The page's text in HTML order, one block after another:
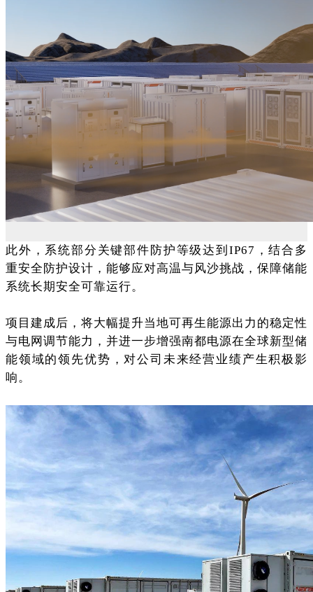
此外，系统部分关键部件防护等级达到IP67，结合多
重安全防护设计，能够应对高温与风沙挑战，保障储能
系统长期安全可靠运行。
项目建成后，将大幅提升当地可再生能源出力的稳定性
与电网调节能力，并进一步增强南都电源在全球新型储
能领域的领先优势，对公司未来经营业绩产生积极影
响。